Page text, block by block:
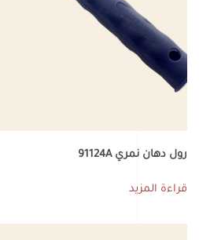
رول دهان نمري 91124A
قراءة المزيد